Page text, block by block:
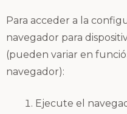
Para acceder a la
navegador para
(pueden variar en
navegador):
Ejecute el